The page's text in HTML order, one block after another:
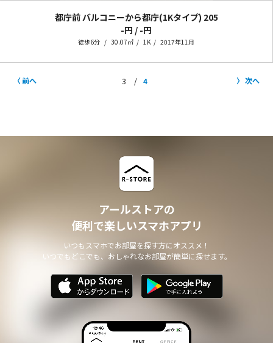
都庁前 バルコニーから都庁(1Kタイプ) 205
-円 / -円
徒歩6分 30.07㎡ 1K 2017年11月
前へ 3 4 次へ
アールストアの
便利で楽しいスマホアプリ
いつもスマホでお部屋を探す方にオススメ！
いつでもどこでも、おしゃれなお部屋が簡単に探せます。